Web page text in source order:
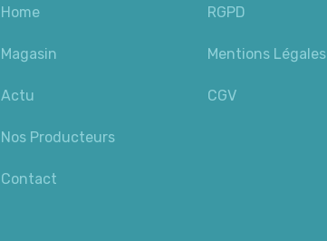
Home
Magasin
Actu
Nos Producteurs
Contact
RGPD
Mentions Légales
CGV